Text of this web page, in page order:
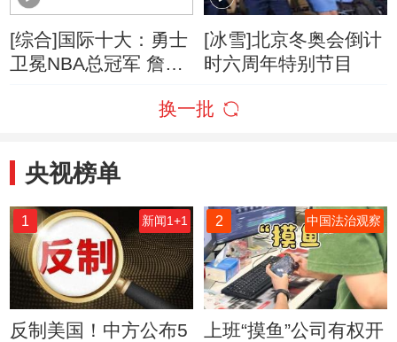
[综合]国际十大：勇士
卫冕NBA总冠军 詹姆
[冰雪]北京冬奥会倒计
时六周年特别节目
换一批
央视榜单
1 新闻1+1
反制美国！中方公布5
2 中国法治观察
上班“摸鱼”公司有权开